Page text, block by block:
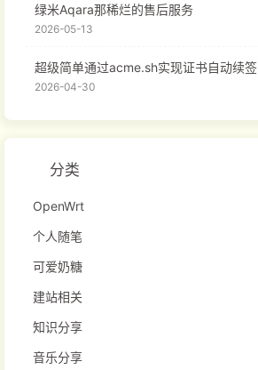
绿米Aqara那稀烂的售后服务
2026-05-13
超级简单通过acme.sh实现证书自动续签
2026-04-30
分类
OpenWrt
个人随笔
可爱奶糖
建站相关
知识分享
音乐分享